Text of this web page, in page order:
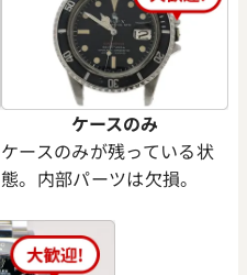
ケースのみ
ケースのみが残っている状
態。内部パーツは欠損。